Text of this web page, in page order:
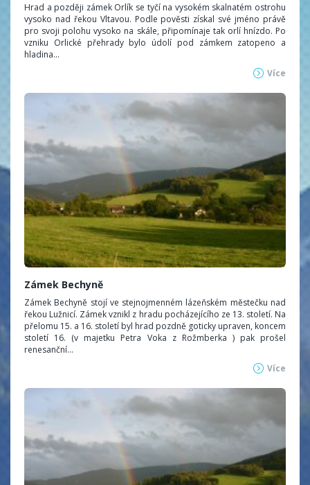
Hrad a později zámek Orlík se tyčí na vysokém skalnatém ostrohu
vysoko nad řekou Vltavou. Podle pověsti získal své jméno právě
pro svoji polohu vysoko na skále, připomínaje tak orlí hnízdo. Po
vzniku Orlické přehrady bylo údolí pod zámkem zatopeno a
hladina...
Více
Zámek Bechyně
Zámek Bechyně stojí ve stejnojmenném lázeňském městečku nad
řekou Lužnicí. Zámek vznikl z hradu pocházejícího ze 13. století. Na
přelomu 15. a 16. století byl hrad pozdně goticky upraven, koncem
století 16. (v majetku Petra Voka z Rožmberka ) pak prošel
renesanční...
Více